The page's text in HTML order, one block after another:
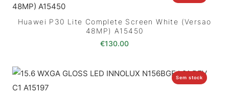
Huawei P30 Lite Complete Screen White (Versao
48MP) A15450
€130.00
Sem stock